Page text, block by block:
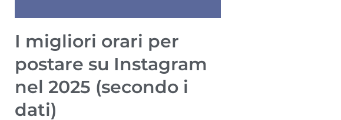
I migliori orari per
postare su Instagram
nel 2025 (secondo i
dati)